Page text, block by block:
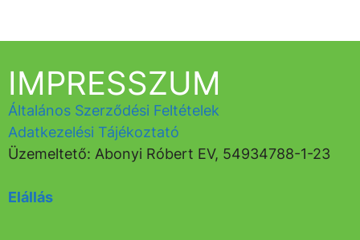
IMPRESSZUM
Általános Szerződési Feltételek
Adatkezelési Tájékoztató
Üzemeltető: Abonyi Róbert EV, 54934788-1-23
Elállás